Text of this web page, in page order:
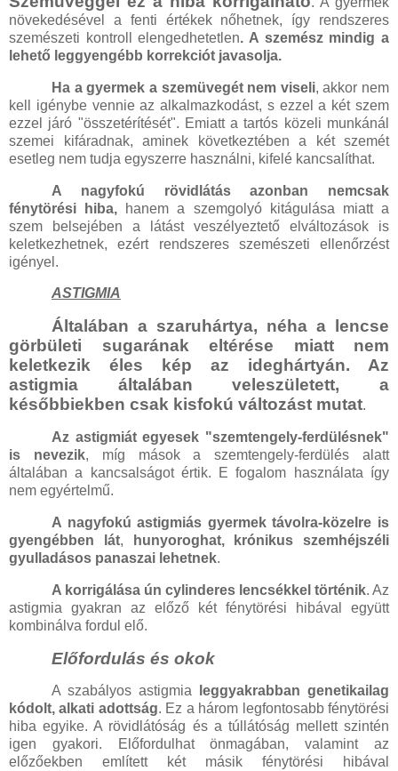
növekedésével a fenti értékek nőhetnek, így rendszeres
szemészeti kontroll elengedhetetlen. A szemész mindig a
lehető leggyengébb korrekciót javasolja.
Ha a gyermek a szemüvegét nem viseli, akkor nem
kell igénybe vennie az alkalmazkodást, s ezzel a két szem
ezzel járó "összetérítését". Emiatt a tartós közeli munkánál
szemei kifáradnak, aminek következtében a két szemét
esetleg nem tudja egyszerre használni, kifelé kancsalíthat.
A nagyfokú rövidlátás azonban nemcsak
fénytörési hiba, hanem a szemgolyó kitágulása miatt a
szem belsejében a látást veszélyeztető elváltozások is
keletkezhetnek, ezért rendszeres szemészeti ellenőrzést
igényel.
ASTIGMIA
Általában a szaruhártya, néha a lencse
görbületi sugarának eltérése miatt nem
keletkezik éles kép az ideghártyán. Az
astigmia általában veleszületett, a
későbbiekben csak kisfokú változást mutat.
Az astigmiát egyesek "szemtengely-ferdülésnek"
is nevezik, míg mások a szemtengely-ferdülés alatt
általában a kancsalságot értik. E fogalom használata így
nem egyértelmű.
A nagyfokú astigmiás gyermek távolra-közelre is
gyengébben lát,
hunyoroghat, krónikus szemhéjszéli
gyulladásos panaszai lehetnek.
A korrigálása ún cylinderes lencsékkel történik. Az
astigmia gyakran az előző két fénytörési hibával együtt
kombinálva fordul elő.
Előfordulás és okok
A szabályos astigmia
leggyakrabban genetikailag
kódolt, alkati adottság. Ez a három legfontosabb fénytörési
hiba egyike. A rövidlátóság és a túllátóság mellett szintén
igen gyakori. Előfordulhat önmagában, valamint az
előzőekben említett két másik fénytörési hibával